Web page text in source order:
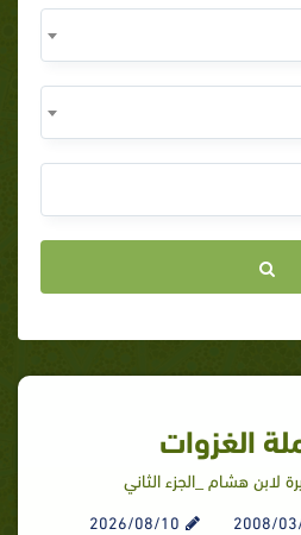
الغزوات
لابن هشام _الجزء الثاني
2008/
2026/08/10